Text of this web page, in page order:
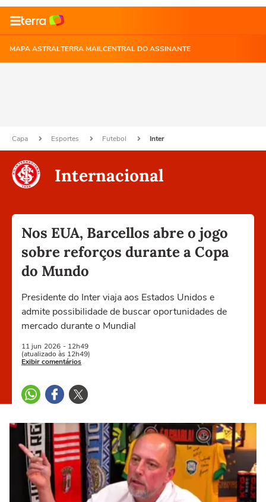
MAPA ASTRALTERRA MAILCENTRAL DO ASSINANTE
Capa Esportes Futebol Inter
Internacional
Nos EUA, Barcellos abre o jogo
sobre reforços durante a Copa
do Mundo
Presidente do Inter viaja aos Estados Unidos e
admite possibilidade de buscar oportunidades de
mercado durante o Mundial
11 jun 2026 - 12h49
(atualizado às 12h49)
Exibir comentários